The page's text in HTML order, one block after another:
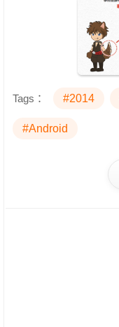
Tags： #2014
#Android